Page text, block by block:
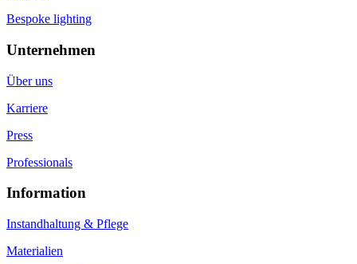
Bespoke lighting
Unternehmen
Über uns
Karriere
Press
Professionals
Information
Instandhaltung & Pflege
Materialien